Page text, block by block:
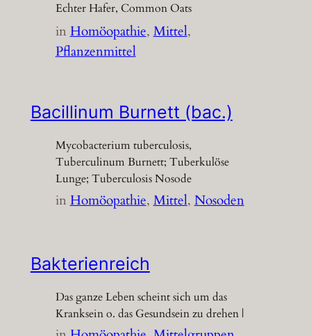
Echter Hafer, Common Oats
inHomöopathie, Mittel
Pflanzenmittel
Bacillinum Burnett (bac.)
Mycobacterium tuberculosis,
Tuberculinum Burnett; Tuberkulöse
Lunge; Tuberculosis Nosode
inHomöopathie, Mittel, Nosoden
Bakterienreich
Das ganze Leben scheint sich um das
Kranksein o. das Gesundsein zu drehen |